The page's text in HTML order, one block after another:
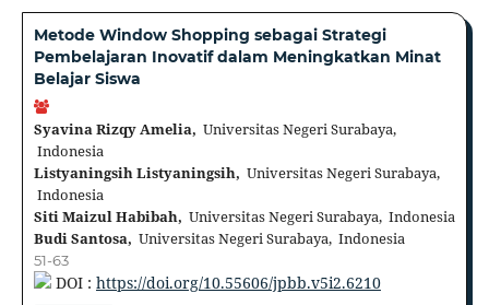
Metode Window Shopping sebagai Strategi
Pembelajaran Inovatif dalam Meningkatkan Minat
Belajar Siswa
Syavina Rizqy Amelia, Universitas Negeri Surabaya,
Indonesia
Listyaningsih Listyaningsih, Universitas Negeri Surabaya,
Indonesia
Siti Maizul Habibah, Universitas Negeri Surabaya, Indonesia
Budi Santosa, Universitas Negeri Surabaya, Indonesia
51-63
DOI : https://doi.org/10.55606/jpbb.v5i2.6210